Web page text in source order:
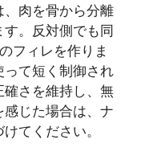
肉を骨から分離
。反対側でも同
フィレを作りま
って短く制御され
さを維持し、無
じた場合は、ナ
てください。